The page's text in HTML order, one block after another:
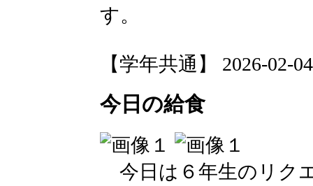
す。
【学年共通】 2026-02-
今日の給食
今日は６年生のリク